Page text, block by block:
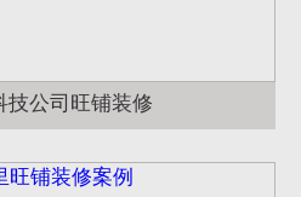
技公司旺铺装修